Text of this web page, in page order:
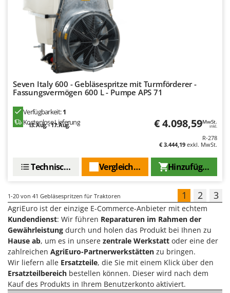
Seven Italy 600 - Gebläsespritze mit Turmförderer -
Fassungsvermögen 600 L - Pumpe APS 71
Verfügbarkeit:1
Kostenlose Lieferung
13. Aug. - 17. Aug. € 4.098,59MwSt.
inkl.
R-278
€ 3.444,19 exkl. MwSt.
Hinzufügen
Vergleichen Sie
Technische Daten
1-20 von 41 Gebläsespritzen für Traktoren 1 2 3
AgriEuro ist der einzige E-Commerce-Anbieter mit echtem
Kundendienst: Wir führen Reparaturen im Rahmen der
Gewährleistung durch und holen das Produkt bei Ihnen zu
Hause ab, um es in unsere zentrale Werkstatt oder eine der
zahlreichen AgriEuro-Partnerwerkstätten zu bringen.
Wir liefern alle Ersatzteile, die Sie mit einem Klick über den
Ersatzteilbereich bestellen können. Dieser wird nach dem
Kauf des Produkts in Ihrem Benutzerkonto aktiviert.